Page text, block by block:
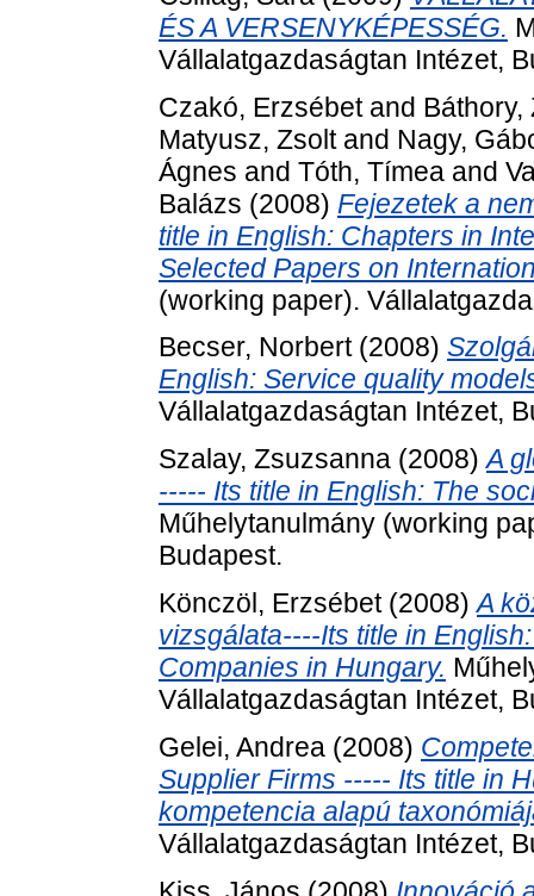
ÉS A VERSENYKÉPESSÉG.
Vállalatgazdaságtan Intézet,
Czakó, Erzsébetand Báthory,
Matyusz, Zsoltand Nagy,
Ágnes and Tóth, Tímea and
Balázs (2008) Fejezetek a
title in English: Chapters in
Selected Papers on
(working paper).
Becser, Norbert(2008)
English: Service quality
Vállalatgazdaságtan Intézet,
Szalay, Zsuzsanna (2008)A
----- Its title in English: The
Műhelytanulmány (working
Budapest.
Könczöl, Erzsébet(2008)A
vizsgálata----Its title in
Companies in Hungary.
Vállalatgazdaságtan Intézet,
Gelei, Andrea (2008)
Supplier Firms ----- Its title in
kompetencia alapú
Vállalatgazdaságtan Intézet,